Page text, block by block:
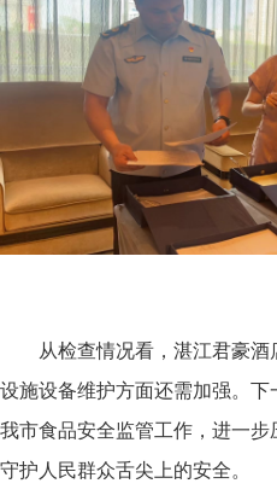
从检查情况看，湛江君豪酒
设施设备维护方面还需加强。
我市食品安全监管工作，进一步
守护人民群众舌尖上的安全。